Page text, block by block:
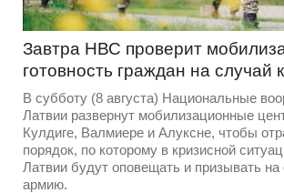
Завтра НВС проверит
готовность граждан на случай
В субботу (8 августа) Национальные
Латвии развернут мобилизационные
Кулдиге, Валмиере и Алуксне, чтобы
порядок, по которому в кризисной
Латвии будут оповещать и призывать
армию.